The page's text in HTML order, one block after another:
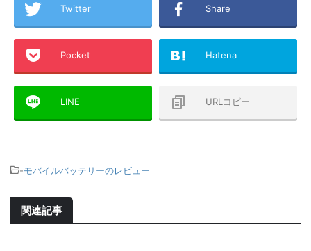
Twitter Share
Pocket Hatena
LINE URLコピー
-モバイルバッテリーのレビュー
関連記事